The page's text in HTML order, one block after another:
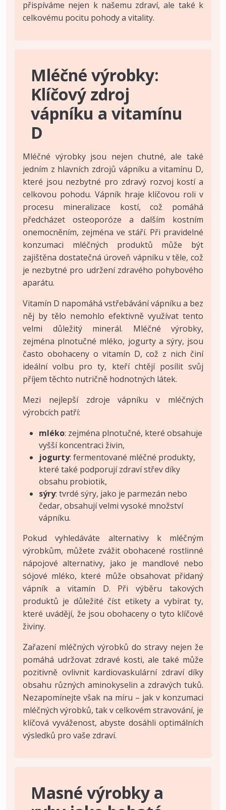
přispíváme nejen k našemu zdraví, ale také k
celkovému pocitu pohody a vitality.
Mléčné výrobky:
Klíčový zdroj
vápníku a vitamínu
D
Mléčné výrobky jsou nejen chutné, ale také
jedním z hlavních zdrojů vápníku a vitamínu D,
které jsou nezbytné pro zdravý rozvoj kostí a
celkovou pohodu. Vápník hraje klíčovou roli v
procesu mineralizace kostí, což pomáhá
předcházet osteoporóze a dalším kostním
onemocněním, zejména ve stáří. Při pravidelné
konzumaci mléčných produktů může být
zajištěna dostatečná úroveň vápníku v těle, což
je nezbytné pro udržení zdravého pohybového
aparátu.
Vitamín D napomáhá vstřebávání vápníku a bez
něj by tělo nemohlo efektivně využívat tento
velmi důležitý minerál. Mléčné výrobky,
zejména plnotučné mléko, jogurty a sýry, jsou
často obohaceny o vitamín D, což z nich činí
ideální volbu pro ty, kteří chtějí posílit svůj
příjem těchto nutričně hodnotných látek.
Mezi nejlepší zdroje vápníku v mléčných
výrobcích patří:
mléko: zejména plnotučné, které obsahuje
vyšší koncentraci živin,
jogurty: fermentované mléčné produkty,
které také podporují zdraví střev díky
obsahu probiotik,
sýry: tvrdé sýry, jako je parmezán nebo
čedar, obsahují velmi vysoké množství
vápníku.
Pokud vyhledáváte alternativy k mléčným
výrobkům, můžete zvážit obohacené rostlinné
nápojové alternativy, jako je mandlové nebo
sójové mléko, které může obsahovat přidaný
vápník a vitamín D. Při výběru takových
produktů je důležité číst etikety a vybírat ty,
které uvádějí, že jsou obohaceny o tyto klíčové
živiny.
Zařazení mléčných výrobků do stravy nejen že
pomáhá udržovat zdravé kosti, ale také může
pozitivně ovlivnit kardiovaskulární zdraví díky
obsahu různých aminokyselin a zdravých tuků.
Nezapomínejte však na míru – jak v konzumaci
mléčných výrobků, tak v celkovém stravování, je
klíčová vyváženost, abyste dosáhli optimálních
výsledků pro vaše zdraví.
Masné výrobky a